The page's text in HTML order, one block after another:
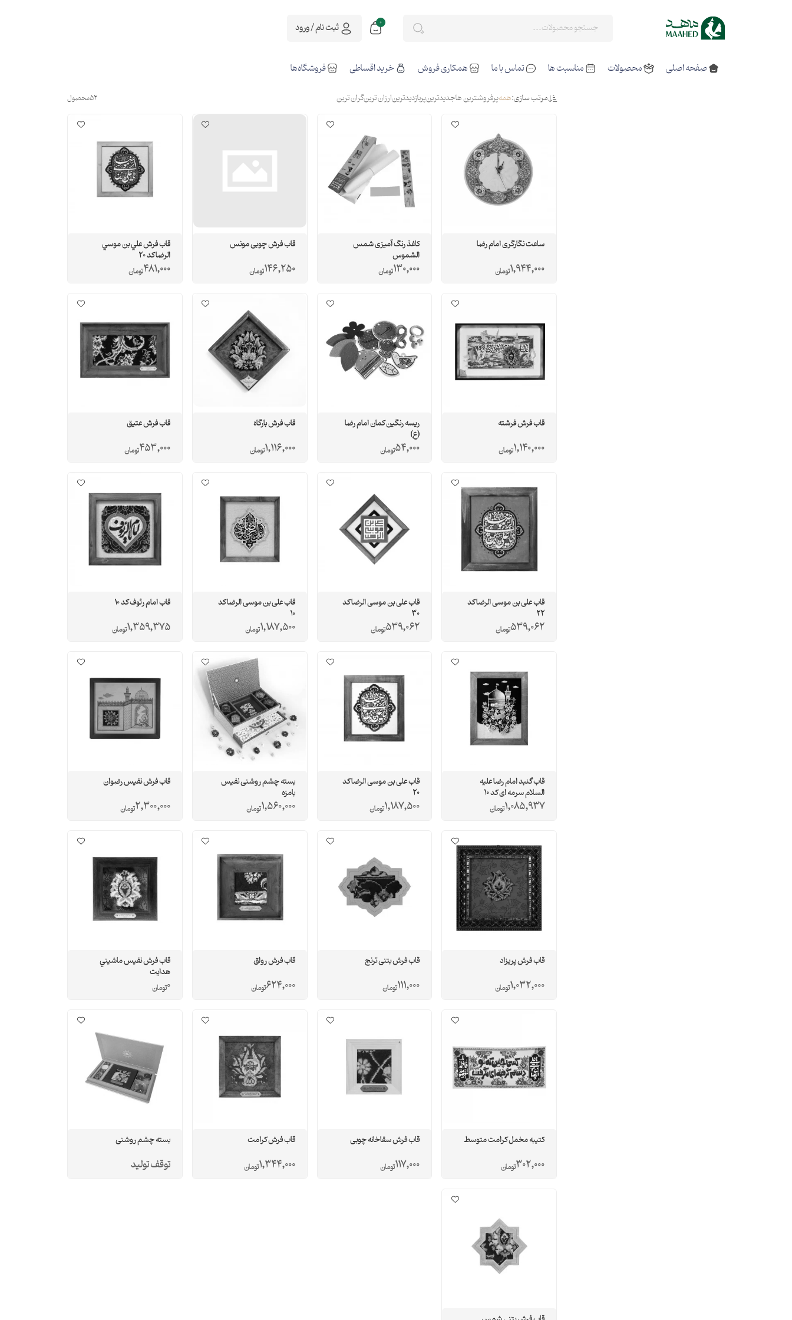
0 ثبت نام / ورود
صفحه اصلی محصولات مناسبت ها تماس با ما همکاری فروش خرید اقساطی فروشگاه‌ها
مرتب سازی:همهپرفروشترین هاجدیدترینپربازدیدترینارزان ترینگران ترین 52محصول
ساعت نگارگری امام رضا
1,944,000تومان
کاغذ رنگ آمیزی شمس
الشموس
130,000تومان
قاب فرش چوبی مونس
146,250تومان
قاب فرش علي بن موسي
الرضا كد 20
481,000تومان
قاب فرش فرشته
1,140,000تومان
ریسه رنگین کمان امام رضا
(ع)
54,000تومان
قاب فرش بارگاه
1,116,000تومان
قاب فرش عتیق
453,000تومان
قاب علی بن موسی الرضا کد
22
539,062تومان
قاب علی بن موسی الرضا کد
30
539,062تومان
قاب علی بن موسی الرضا کد
10
1,187,500تومان
قاب امام رئوف کد 10
1,359,375تومان
قاب گنبد امام رضا علیه
السلام سرمه ای کد 10
1,085,937تومان
قاب علی بن موسی الرضا کد
20
1,187,500تومان
بسته چشم روشنی نفیس
بامزه
1,560,000تومان
قاب فرش نفیس رضوان
2,300,000تومان
قاب فرش پریزاد
1,032,000تومان
قاب فرش بتنی ترنج
111,000تومان
قاب فرش رواق
624,000تومان
قاب فرش نفيس ماشيني
هدايت
0تومان
کتیبه مخمل کرامت متوسط
302,000تومان
قاب فرش سقاخانه چوبی
117,000تومان
قاب فرش کرامت
1,344,000تومان
بسته چشم روشنی
توقف تولید